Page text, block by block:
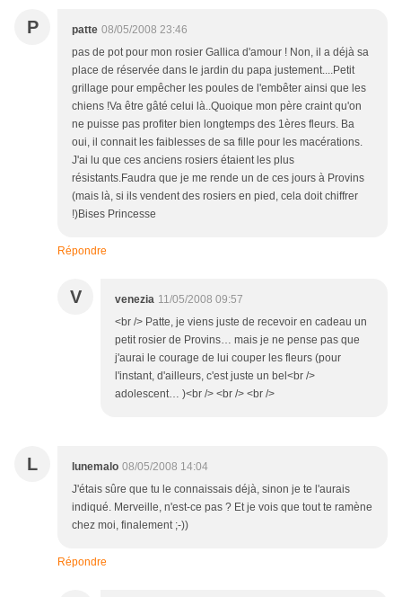
P patte 08/05/2008 23:46
pas de pot pour mon rosier Gallica d'amour ! Non, il a déjà sa
place de réservée dans le jardin du papa justement....Petit
grillage pour empêcher les poules de l'embêter ainsi que les
chiens !Va être gâté celui là..Quoique mon père craint qu'on
ne puisse pas profiter bien longtemps des 1ères fleurs. Ba
oui, il connait les faiblesses de sa fille pour les macérations.
J'ai lu que ces anciens rosiers étaient les plus
résistants.Faudra que je me rende un de ces jours à Provins
(mais là, si ils vendent des rosiers en pied, cela doit chiffrer
!)Bises Princesse
Répondre
V venezia 11/05/2008 09:57
<br /> Patte, je viens juste de recevoir en cadeau un
petit rosier de Provins… mais je ne pense pas que
j'aurai le courage de lui couper les fleurs (pour
l'instant, d'ailleurs, c'est juste un bel<br />
adolescent… )<br /> <br /> <br />
L lunemalo 08/05/2008 14:04
J'étais sûre que tu le connaissais déjà, sinon je te l'aurais
indiqué. Merveille, n'est-ce pas ? Et je vois que tout te ramène
chez moi, finalement ;-))
Répondre